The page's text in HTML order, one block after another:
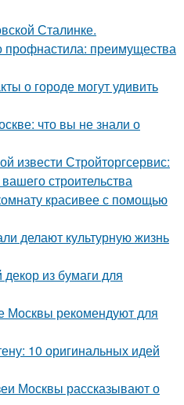
Сталинке.
профнастила: преимущества
о городе могут удивить
что вы не знали о
извести Стройторгсервис:
строительства
красивее с помощью
делают культурную жизнь
из бумаги для
Москвы рекомендуют для
10 оригинальных идей
Москвы рассказывают о